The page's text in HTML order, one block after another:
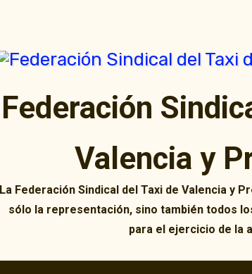
Federación
Valencia y
La Federación Sindical del Taxi de Valencia y
sólo la representación, sino también todos
para el ejercicio de la